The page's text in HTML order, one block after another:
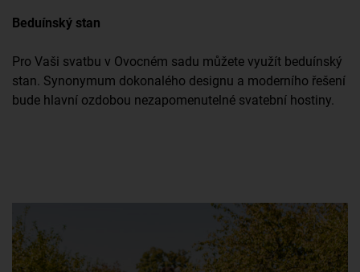
Beduínský stan
Pro Vaši svatbu v Ovocném sadu můžete využít beduínský
stan. Synonymum dokonalého designu a moderního řešení
bude hlavní ozdobou nezapomenutelné svatební hostiny.